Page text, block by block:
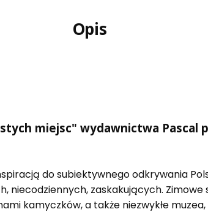
Opis
miejsc" wydawnictwa Pascal
do subiektywnego odkrywania
niecodziennych, zaskakujących.
kamyczków, a także niezwykłe muzea,